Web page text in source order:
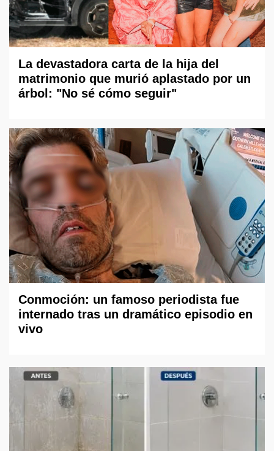
La devastadora carta de la hija del
matrimonio que murió aplastado por un
árbol: "No sé cómo seguir"
Conmoción: un famoso periodista fue
internado tras un dramático episodio en
vivo